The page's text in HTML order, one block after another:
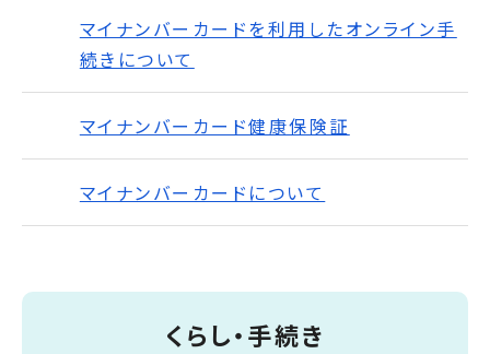
マイナンバーカードを利用したオンライン手
続きについて
マイナンバーカード健康保険証
マイナンバーカードについて
くらし・手続き